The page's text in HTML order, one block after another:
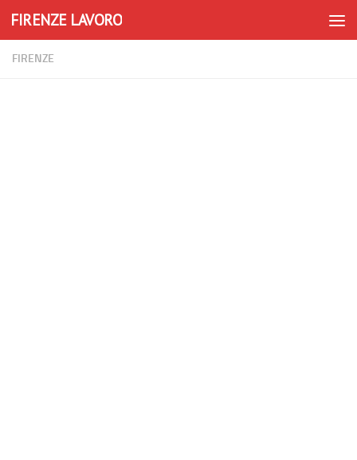
Skip to content
FIRENZE LAVORO
FIRENZE